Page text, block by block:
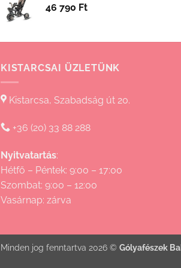
46 790 Ft
KISTARCSAI ÜZLETÜNK
Kistarcsa, Szabadság út 20.
+36 (20) 33 88 288
Nyitvatartás:
Hétfő – Péntek: 9:00 – 17:00
Szombat: 9:00 – 12:00
Vasárnap: zárva
Minden jog fenntartva 2026 © Gólyafészek